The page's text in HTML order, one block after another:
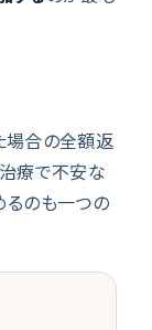
場合の全額返
療で不安な
るのも一つの